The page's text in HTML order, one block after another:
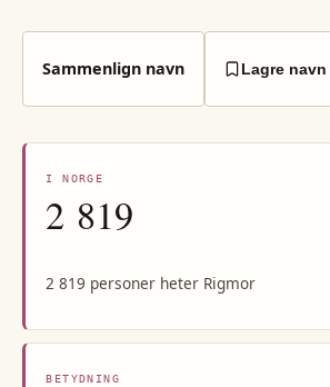
Sammenlign navn Lagre navn
I NORGE
2 819
2 819 personer heter Rigmor
BETYDNING